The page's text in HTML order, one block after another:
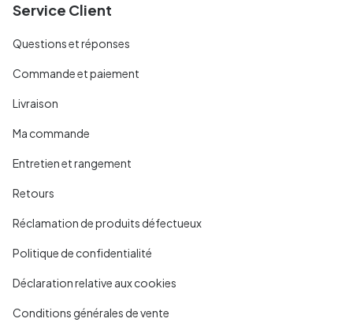
Service Client
Questions et réponses
Commande et paiement
Livraison
Ma commande
Entretien et rangement
Retours
Réclamation de produits défectueux
Politique de confidentialité
Déclaration relative aux cookies
Conditions générales de vente